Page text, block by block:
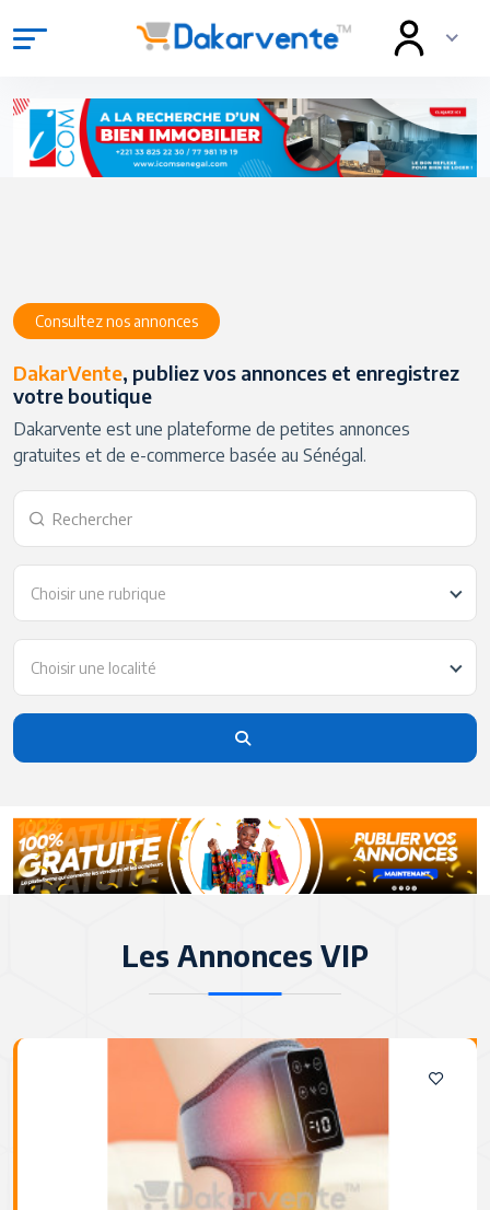
Consultez nos annonces
DakarVente, publiez vos annonces et enregistrez
votre boutique
Dakarvente est une plateforme de petites annonces
gratuites et de e-commerce basée au Sénégal.
Choisir une rubrique
Choisir une localité
Les Annonces VIP